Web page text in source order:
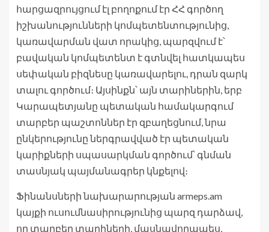
հարցազրույցում էլ բողոքում էր ՀՀ գործող
իշխանությունների կոմպետենտությունից,
կառավարման վատ որակից, պարզվում է՝
բավական կոմպետենտ է գտնվել հատկապես
սեփական բիզնեսը կառավարելու, դրան զարկ
տալու գործում։ Այսինքն՝ այն տարիներին, երբ
Կարապետյանը պետական համակարգում
տարբեր պաշտոններ էր զբաղեցնում, նրա
ընկերությունը ներգրավված էր պետական
կարիքների սպասարկման գործում՝ գնման
տասնյակ պայմանագրեր կնքելով։
Ֆինանսների նախարարության armeps.am
կայքի ուսումնասիրությունից պարզ դարձավ,
որ տարբեր տարիների, մասնավորապես,